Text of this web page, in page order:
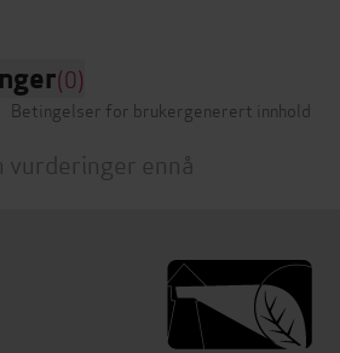
(0)
Betingelser for brukergenerert innhold
vurderinger ennå